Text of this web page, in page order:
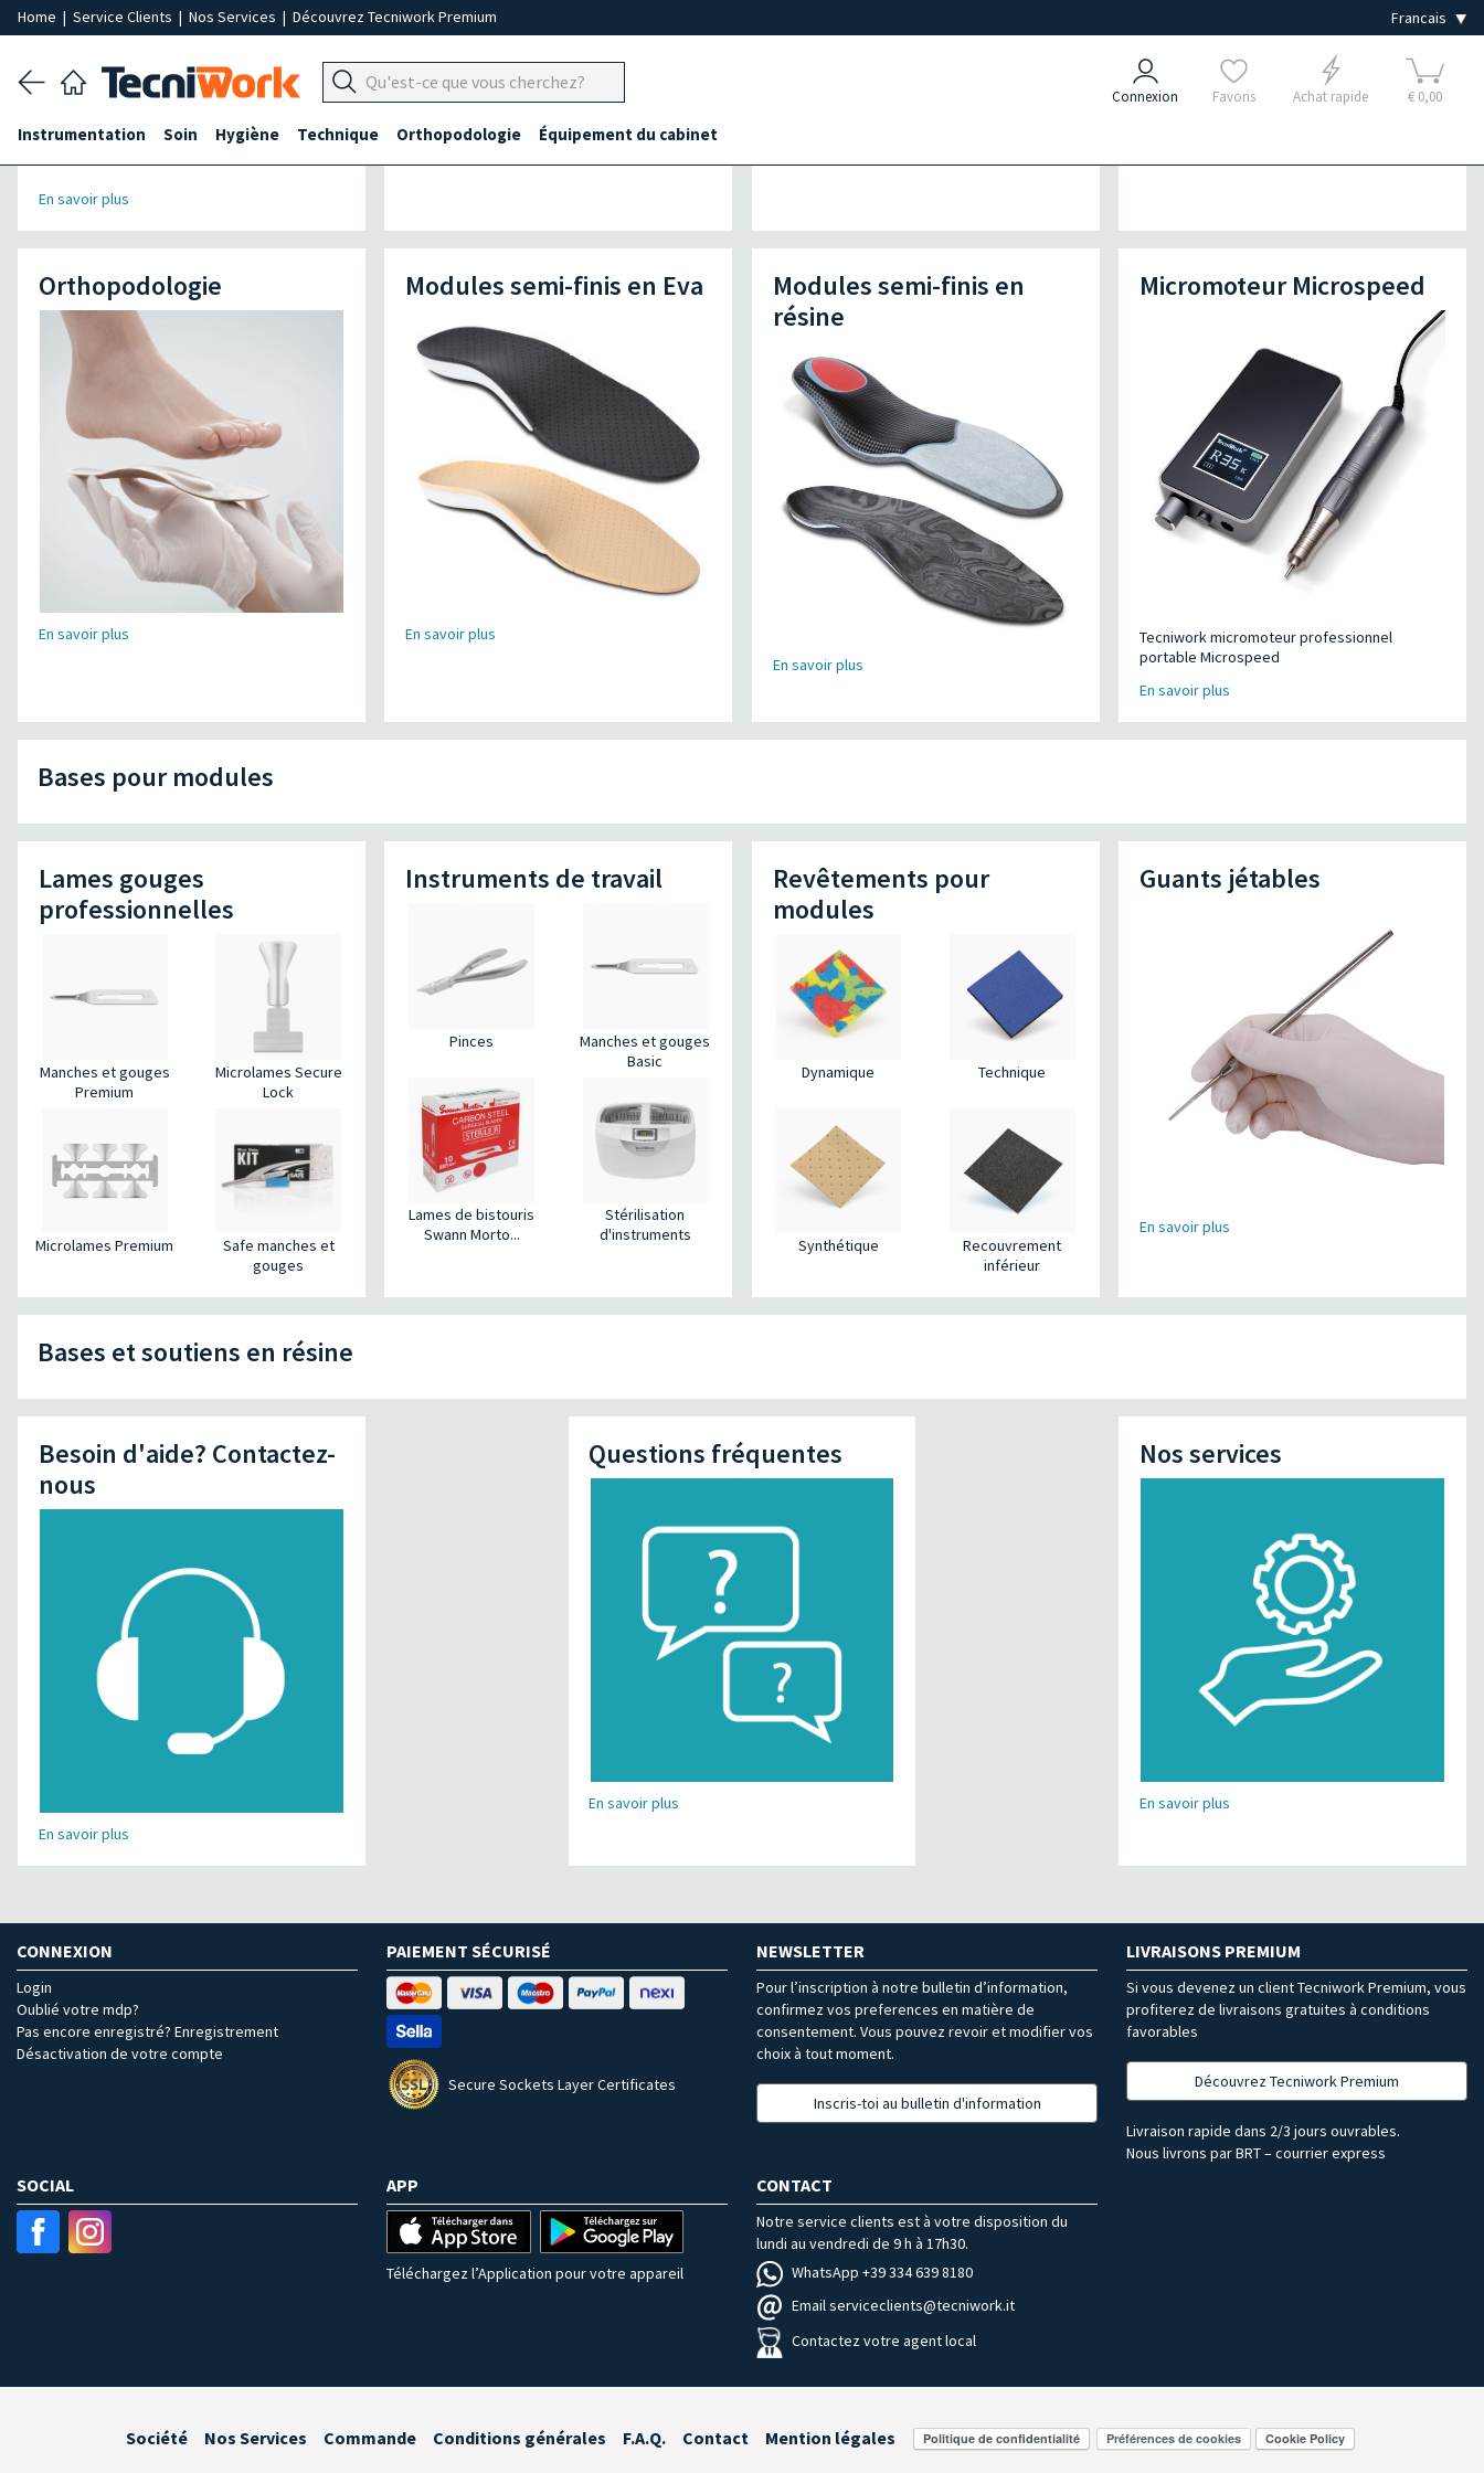
Home | Service Clients | Nos Services | Découvrez Tecniwork Premium
Connexion Favoris Achat rapide € 0,00
Instrumentation Soin Hygiène Technique Orthopodologie Équipement du cabinet
En savoir plus
Orthopodologie
En savoir plus
Modules semi-finis en Eva
En savoir plus
Modules semi-finis en
résine
En savoir plus
Micromoteur Microspeed
Tecniwork micromoteur professionnel
portable Microspeed
En savoir plus
Bases pour modules
Lames gouges
professionnelles
Manches et gouges
Premium
Microlames Secure
Lock
Microlames Premium
Safe manches et
gouges
Instruments de travail
Pinces
Manches et gouges
Basic
Lames de bistouris
Swann Morto...
Stérilisation
d'instruments
Revêtements pour
modules
Dynamique Technique
Synthétique
Recouvrement
inférieur
Guants jétables
En savoir plus
Bases et soutiens en résine
Besoin d'aide? Contactez-
nous
En savoir plus
Questions fréquentes
En savoir plus
Nos services
En savoir plus
CONNEXION
Login
Oublié votre mdp?
Pas encore enregistré? Enregistrement
Désactivation de votre compte
PAIEMENT SÉCURISÉ
Secure Sockets Layer Certificates
NEWSLETTER
Pour l’inscription à notre bulletin d’information,
confirmez vos preferences en matière de
consentement. Vous pouvez revoir et modifier vos
choix à tout moment.
Inscris-toi au bulletin d'information
LIVRAISONS PREMIUM
Si vous devenez un client Tecniwork Premium, vous
profiterez de livraisons gratuites à conditions
favorables
Découvrez Tecniwork Premium
Livraison rapide dans 2/3 jours ouvrables.
Nous livrons par BRT – courrier express
SOCIAL APP
Téléchargez l’Application pour votre appareil
CONTACT
Notre service clients est à votre disposition du
lundi au vendredi de 9 h à 17h30.
WhatsApp +39 334 639 8180
Email serviceclients@tecniwork.it
Contactez votre agent local
Société Nos Services Commande Conditions générales F.A.Q. Contact Mention légales Préférences de cookies